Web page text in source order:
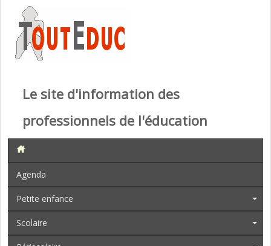
Le site d'information des
professionnels de l'éducation
Agenda
Petite enfance
Scolaire